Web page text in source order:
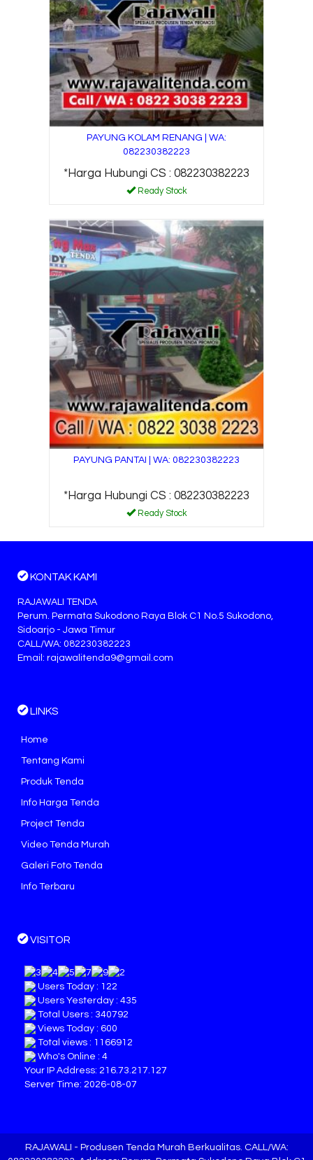
PAYUNG KOLAM RENANG | WA:
082230382223
*Harga Hubungi CS : 082230382223
Ready Stock
PAYUNG PANTAI | WA: 082230382223
*Harga Hubungi CS : 082230382223
Ready Stock
KONTAK KAMI
RAJAWALI TENDA
Perum. Permata Sukodono Raya Blok C1 No.5 Sukodono,
Sidoarjo - Jawa Timur
CALL/WA: 082230382223
Email: rajawalitenda9@gmail.com
LINKS
Home
Tentang Kami
Produk Tenda
Info Harga Tenda
Project Tenda
Video Tenda Murah
Galeri Foto Tenda
Info Terbaru
VISITOR
Users Today : 122
Users Yesterday : 435
Total Users : 340792
Views Today : 600
Total views : 1166912
Who's Online : 4
Your IP Address: 216.73.217.127
Server Time: 2026-08-07
RAJAWALI - Produsen Tenda Murah Berkualitas. CALL/WA: